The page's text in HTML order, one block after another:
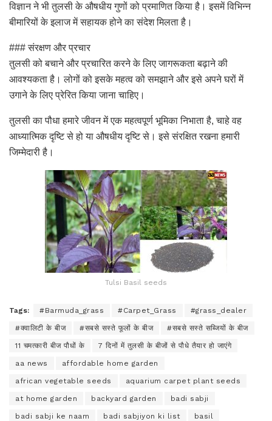
विज्ञान ने भी तुलसी के औषधीय गुणों को प्रमाणित किया है। इसमें विभिन्न
बीमारियों के इलाज में सहायक होने का संदेश मिलता है।
### संरक्षण और प्रचार
तुलसी को बचाने और प्रचारित करने के लिए जागरूकता बढ़ाने की
आवश्यकता है। लोगों को इसके महत्व को समझाने और इसे अपने घरों में
उगाने के लिए प्रेरित किया जाना चाहिए।
तुलसी का पौधा हमारे जीवन में एक महत्वपूर्ण भूमिका निभाता है, चाहे वह
आध्यात्मिक दृष्टि से हो या औषधीय दृष्टि से। इसे संरक्षित रखना हमारी
जिम्मेदारी है।
Tulsi Basil seeds
Tags: #Barmuda_grass #Carpet_Grass #grass_dealer
#क्वालिटी के बीज #सबसे सस्ते फूलों के बीज #सबसे सस्ते सब्जियों के बीज
11 चमत्कारी बीज पौधों के 7 दिनों में तुलसी के बीजों से पौधे तैयार हो जाएंगे
aa news affordable home garden
african vegetable seeds aquarium carpet plant seeds
at home garden backyard garden badi sabji
badi sabji ke naam badi sabjiyon ki list basil